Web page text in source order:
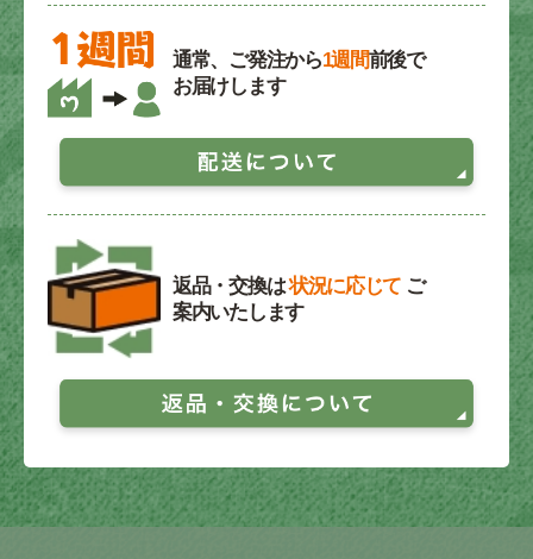
通常、ご発注から1週間前後で
お届けします
返品・交換は状況に応じて ご
案内いたします